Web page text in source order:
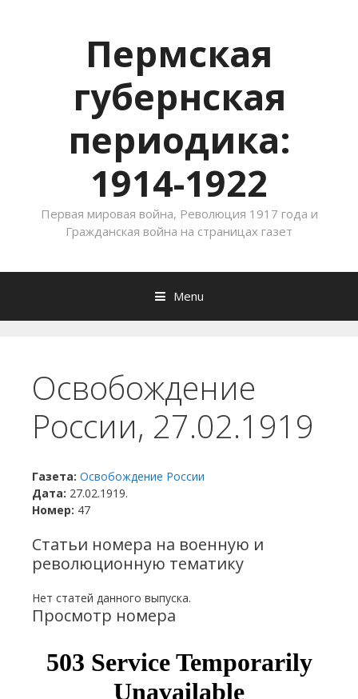
Пермская
губернская
периодика:
1914-1922
Первая мировая война, Революция 1917 года и
Гражданская война на страницах газет
Menu
Освобождение
России, 27.02.1919
Газета: Освобождение России
Дата: 27.02.1919.
Номер: 47
Статьи номера на военную и
революционную тематику
Нет статей данного выпуска.
Просмотр номера